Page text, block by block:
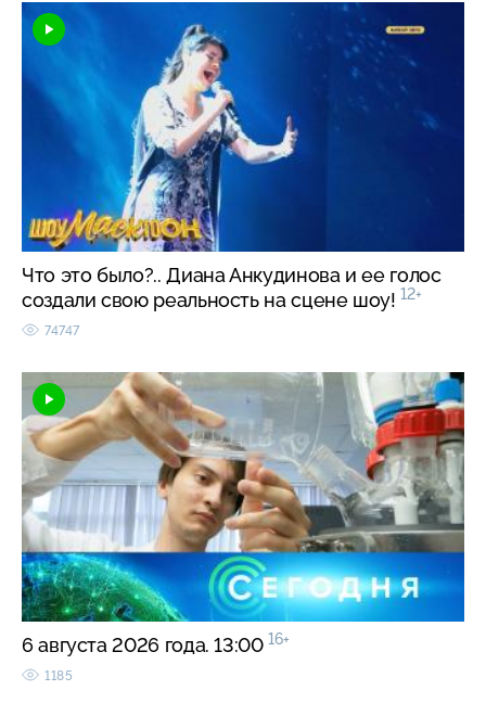
Что это было?.. Диана Анкудинова и ее голос
создали свою реальность на сцене шоу! 12+
74747
6 августа 2026 года. 13:00 16+
1185